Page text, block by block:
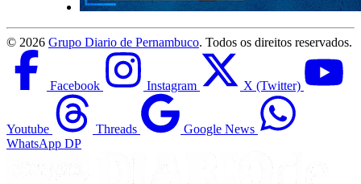
© 2026 Grupo Diario de Pernambuco. Todos os direitos reservados.
Facebook Instagram X (Twitter)
Youtube Threads
Google News
WhatsApp DP